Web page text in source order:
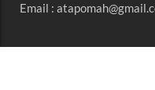
Email :